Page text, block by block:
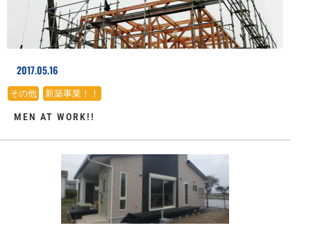
2017.05.16
その他、 新築事業！！
MEN AT WORK!!